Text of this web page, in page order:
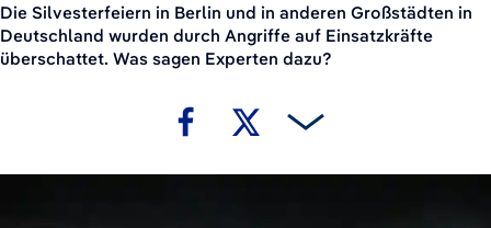
Die Silvesterfeiern in Berlin und in anderen Großstädten in
Deutschland wurden durch Angriffe auf Einsatzkräfte
überschattet. Was sagen Experten dazu?